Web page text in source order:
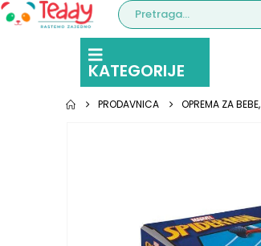
KATEGORIJE
PRODAVNICA OPREMA ZA BEBE,